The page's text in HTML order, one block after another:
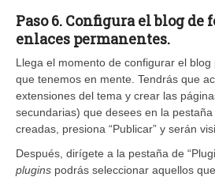
Paso 6. Configura el blog de
enlaces permanentes.
Llega el momento de configurar el
que tenemos en mente. Tendrás que
extensiones del tema y crear las
secundarias) que desees en la pestaña
creadas, presiona “Publicar” y serán
Después, dirígete a la pestaña de
plugins podrás seleccionar aquellos